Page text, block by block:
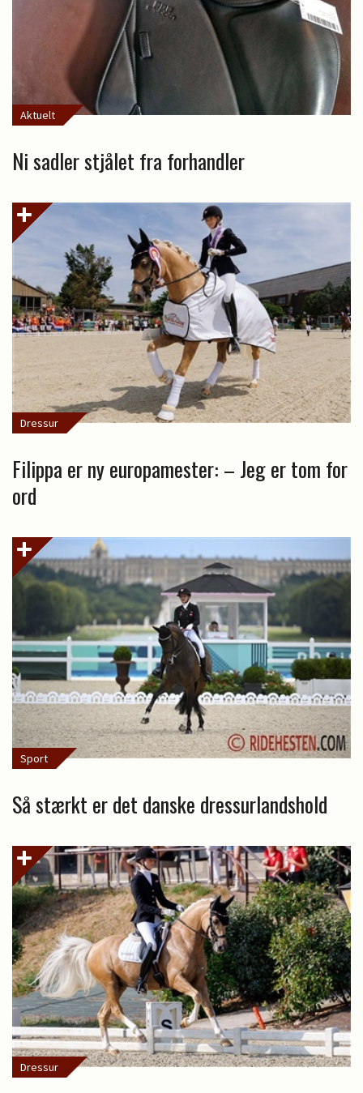
Aktuelt
Ni sadler stjålet fra forhandler
Dressur
Filippa er ny europamester: – Jeg er tom for
ord
Sport
Så stærkt er det danske dressurlandshold
Dressur